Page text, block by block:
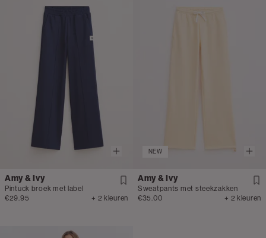
Amy & Ivy
Pintuck broek met label
€29.95
+ 2 kleuren
NEW
Amy & Ivy
Sweatpants met steekzakken
€35.00
+ 2 kleuren